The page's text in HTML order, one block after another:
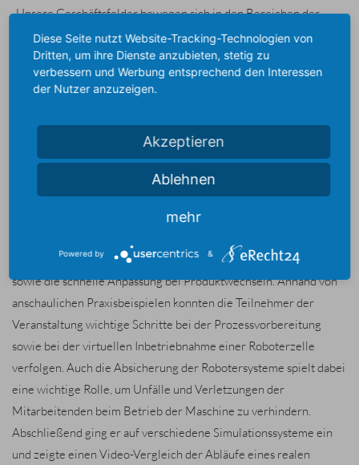
„Unsere Geschäftsfelder bewegen sich in den Bereichen der
Gießerei- sowie Aluminiumtechnik, der Bandsägemaschinen, des
Sondermaschinenbaus sowie des Engineerings“, so Christian
Kunz.
Roboterzelle ist die passende Simulationsumgebung. Dabei
können bereits Programmabläufe definiert, Greifkonzepte
erstellt, Lastdaten berechnet oder Schnittstellen definiert sowie
der Ablauf simuliert werden. „Durch die virtuelle Inbetriebnahme
der Anlagen und Konzeption eines digitalen Zwillings ergeben
Konzeptabsicherung, die Reduktion der Inbetriebnahme-Zeit
sowie die schnelle Anpassung bei Produktwechseln. Anhand von
anschaulichen Praxisbeispielen konnten die Teilnehmer der
Veranstaltung wichtige Schritte bei der Prozessvorbereitung
sowie bei der virtuellen Inbetriebnahme einer Roboterzelle
verfolgen. Auch die Absicherung der Robotersysteme spielt dabei
eine wichtige Rolle, um Unfälle und Verletzungen der
Mitarbeitenden beim Betrieb der Maschine zu verhindern.
Abschließend ging er auf verschiedene Simulationssysteme ein
und zeigte einen Video-Vergleich der Abläufe eines realen
Diese Seite nutzt Website-Tracking-Technologien von
Dritten, um ihre Dienste anzubieten, stetig zu
verbessern und Werbung entsprechend den Interessen
der Nutzer anzuzeigen.
Akzeptieren
Ablehnen
mehr
Powered by &